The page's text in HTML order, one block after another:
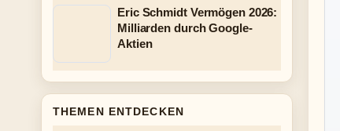
Eric Schmidt Vermögen 2026:
Milliarden durch Google-
Aktien
THEMEN ENTDECKEN